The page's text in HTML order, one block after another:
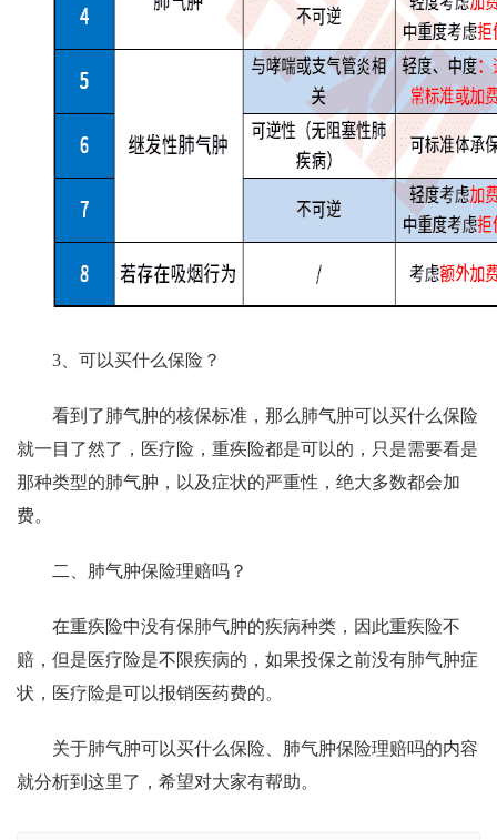
3、可以买什么保险？
看到了肺气肿的核保标准，那么肺气肿可以买什么保险
就一目了然了，医疗险，重疾险都是可以的，只是需要看是
那种类型的肺气肿，以及症状的严重性，绝大多数都会加
费。
二、肺气肿保险理赔吗？
在重疾险中没有保肺气肿的疾病种类，因此重疾险不
赔，但是医疗险是不限疾病的，如果投保之前没有肺气肿症
状，医疗险是可以报销医药费的。
关于肺气肿可以买什么保险、肺气肿保险理赔吗的内容
就分析到这里了，希望对大家有帮助。